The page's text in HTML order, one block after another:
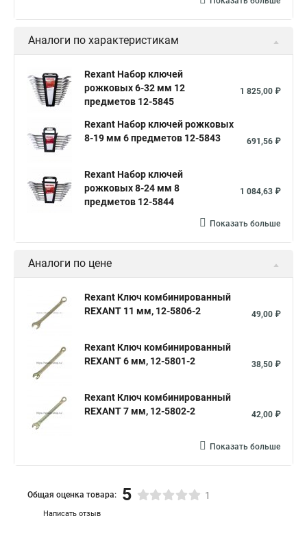
Аналоги по характеристикам
Rexant Набор ключей
рожковых 6-32 мм 12
предметов 12-5845
1 825,00 ₽
Rexant Набор ключей рожковых
8-19 мм 6 предметов 12-5843
691,56 ₽
Rexant Набор ключей
рожковых 8-24 мм 8
предметов 12-5844
1 084,63 ₽
Показать больше
Аналоги по цене
Rexant Ключ комбинированный
REXANT 11 мм, 12-5806-2
49,00 ₽
Rexant Ключ комбинированный
REXANT 6 мм, 12-5801-2
38,50 ₽
Rexant Ключ комбинированный
REXANT 7 мм, 12-5802-2
42,00 ₽
Показать больше
Написать отзыв
Общая оценка товара: 5 1